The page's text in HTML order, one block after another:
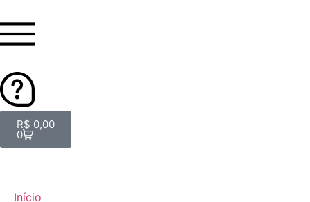
R$ 0,00
0
Início